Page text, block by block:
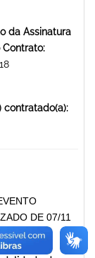
da Assinatura
Contrato:
contratado(a):
DE 07/11